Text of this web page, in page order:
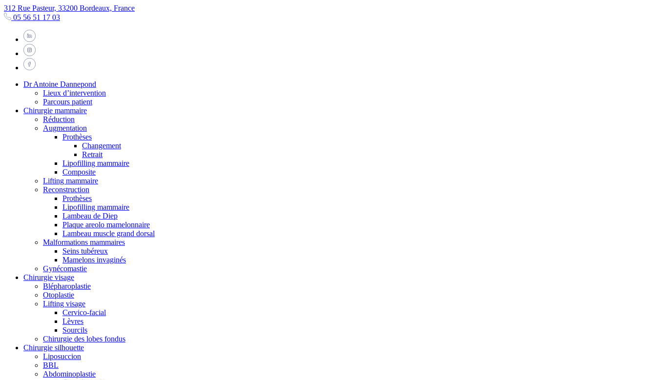
312 Rue Pasteur, 33200 Bordeaux, France
05 56 51 17 03
Dr Antoine Dannepond
Lieux d’intervention
Parcours patient
Chirurgie mammaire
Réduction
Augmentation
Prothèses
Changement
Retrait
Lipofilling mammaire
Composite
Lifting mammaire
Reconstruction
Prothèses
Lipofilling mammaire
Lambeau de Diep
Plaque areolo mamelonnaire
Lambeau muscle grand dorsal
Malformations mammaires
Seins tubéreux
Mamelons invaginés
Gynécomastie
Chirurgie visage
Blépharoplastie
Otoplastie
Lifting visage
Cervico-facial
Lèvres
Sourcils
Chirurgie des lobes fondus
Chirurgie silhouette
Liposuccion
BBL
Abdominoplastie